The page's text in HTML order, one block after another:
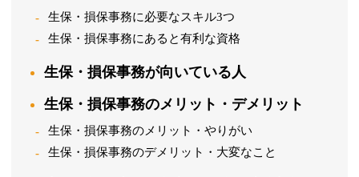
生保・損保事務に必要なスキル3つ
生保・損保事務にあると有利な資格
生保・損保事務が向いている人
生保・損保事務のメリット・デメリット
生保・損保事務のメリット・やりがい
生保・損保事務のデメリット・大変なこと